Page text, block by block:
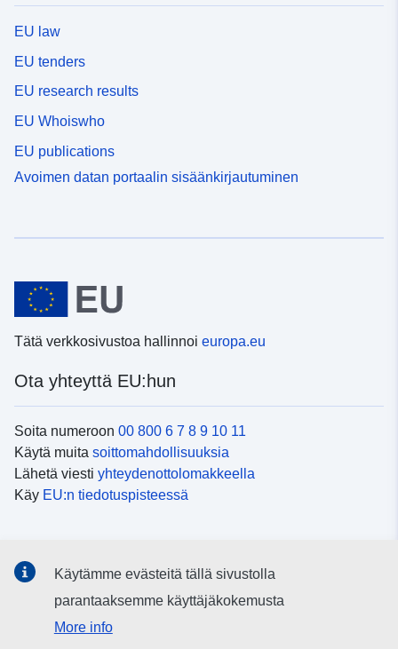
EU law
EU tenders
EU research results
EU Whoiswho
EU publications
Avoimen datan portaalin sisäänkirjautuminen
Tätä verkkosivustoa hallinnoi europa.eu
Ota yhteyttä EU:hun
Soita numeroon 00 800 6 7 8 9 10 11
Käytä muita soittomahdollisuuksia
Lähetä viesti yhteydenottolomakkeella
Käy EU:n tiedotuspisteessä
sosiaalisessa mediassa
Käytämme evästeitä tällä sivustolla
parantaaksemme käyttäjäkokemusta
More info